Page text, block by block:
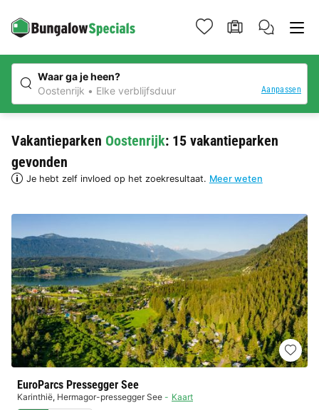
Waar ga je heen?
Oostenrijk
Elke verblijfsduur Aanpassen
Vakantieparken Oostenrijk: 15 vakantieparken
gevonden
Je hebt zelf invloed op het zoekresultaat. Meer weten
EuroParcs Pressegger See
Karinthië, Hermagor-pressegger See Kaart